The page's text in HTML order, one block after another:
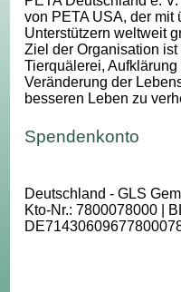
von PETA USA, der mit
Unterstützern weltweit
Ziel der Organisation
Tierquälerei,
Veränderung der
besseren Leben zu
Spendenkonto
Deutschland - GLS
Kto-Nr.: 7800078000 |